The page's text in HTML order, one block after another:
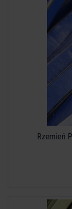
Rzemień